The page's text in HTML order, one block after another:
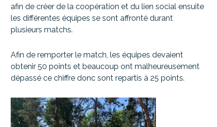
afin de créer de la coopération et du lien social ensuite
les différentes équipes se sont affronté durant
plusieurs matchs.
Afin de remporter le match, les équipes devaient
obtenir 50 points et beaucoup ont malheureusement
dépassé ce chiffre donc sont repartis à 25 points.